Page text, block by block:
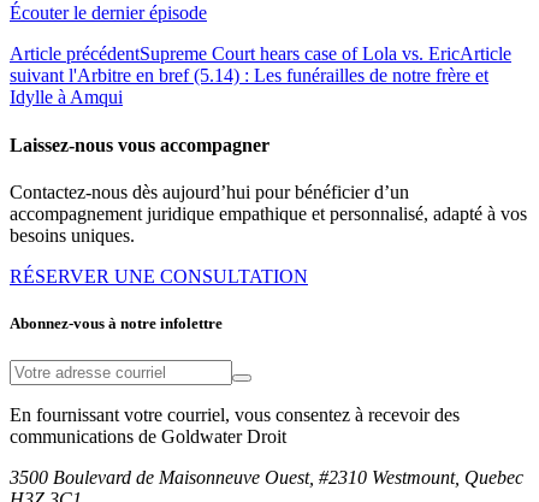
Écouter le dernier épisode
Article précédentSupreme Court hears case of Lola vs. EricArticle
suivant l'Arbitre en bref (5.14) : Les funérailles de notre frère et
Idylle à Amqui
Laissez-nous vous accompagner
Contactez-nous dès aujourd’hui pour bénéficier d’un
accompagnement juridique empathique et personnalisé, adapté à vos
besoins uniques.
RÉSERVER UNE CONSULTATION
Abonnez-vous à notre infolettre
En fournissant votre courriel, vous consentez à recevoir des
communications de Goldwater Droit
3500 Boulevard de Maisonneuve Ouest, #2310 Westmount, Quebec